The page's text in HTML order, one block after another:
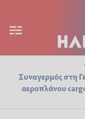
Συναγερμός στη
αεροπλάνου